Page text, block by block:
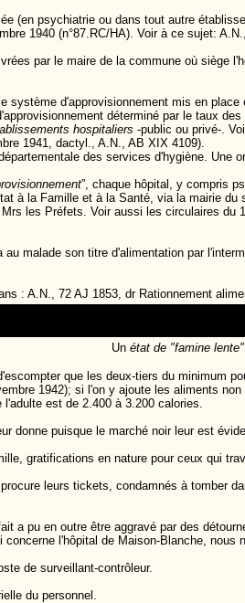
(en psychiatrie ou dans tout autre
1940 (n°87.RC/HA). Voir à ce sujet:
par le maire de la commune où siège
système d'approvisionnement mis en
déterminé par le taux
hospitaliers -public ou privé-.
1941, dactyl., A.N., AB XIX 4109).
des services d'hygiène. Une
”, chaque hôpital, y compris
à la Famille et à la Santé, via la mairie
les Préfets. Voir aussi les circulaires du
malade son titre d'alimentation par
: A.N., 72 AJ 1853, dr Rationnement
Un état de "famine lente"
que les deux-tiers du minimum
1942); si l'on y ajoute les aliments
est de 2.400 à 3.200 calories.
donne puisque le marché noir leur est
gratifications en nature pour ceux qui
leurs tickets, condamnés à tomber
a pu en outre être aggravé par des
l'hôpital de Maison-Blanche,
de surveillant-contrôleur.
du personnel.